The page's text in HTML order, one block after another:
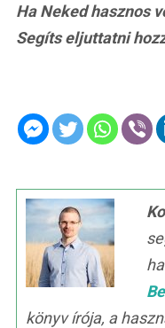
Ha Neked hasznos
Segíts eljuttatni
könyv írója, a